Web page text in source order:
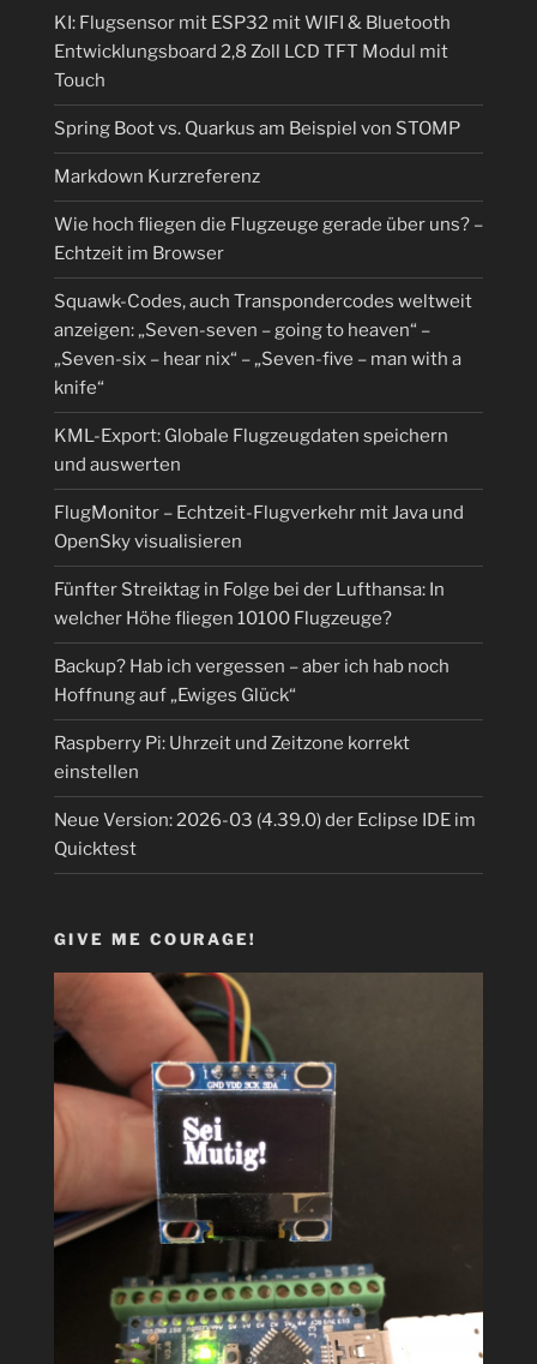
KI: Flugsensor mit ESP32 mit WIFI & Bluetooth
Entwicklungsboard 2,8 Zoll LCD TFT Modul mit
Touch
Spring Boot vs. Quarkus am Beispiel von STOMP
Markdown Kurzreferenz
Wie hoch fliegen die Flugzeuge gerade über uns? –
Echtzeit im Browser
Squawk-Codes, auch Transpondercodes weltweit
anzeigen: „Seven-seven – going to heaven“ –
„Seven-six – hear nix“ – „Seven-five – man with a
knife“
KML-Export: Globale Flugzeugdaten speichern
und auswerten
FlugMonitor – Echtzeit-Flugverkehr mit Java und
OpenSky visualisieren
Fünfter Streiktag in Folge bei der Lufthansa: In
welcher Höhe fliegen 10100 Flugzeuge?
Backup? Hab ich vergessen – aber ich hab noch
Hoffnung auf „Ewiges Glück“
Raspberry Pi: Uhrzeit und Zeitzone korrekt
einstellen
Neue Version: 2026-03 (4.39.0) der Eclipse IDE im
Quicktest
GIVE ME COURAGE!